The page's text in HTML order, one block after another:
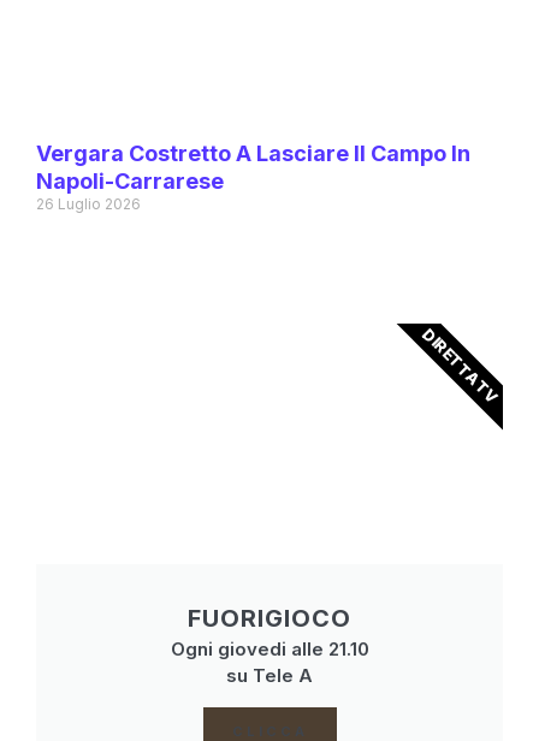
Vergara Costretto A Lasciare Il Campo In
Napoli-Carrarese
26 Luglio 2026
FUORIGIOCO
Ogni giovedi alle 21.10
su Tele A
CLICCA
DIRETTA TV